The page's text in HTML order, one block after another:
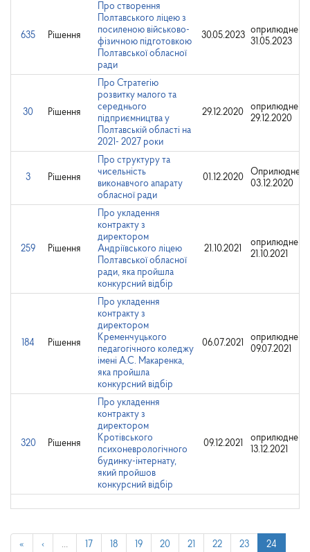
635 Рішення
Про створення
Полтавського ліцею з
посиленою військово-
фізичною підготовкою
Полтавської обласної
ради
30.05.2023
оприлюднено:
31.05.2023
30 Рішення
Про Стратегію
розвитку малого та
середнього
підприємництва у
Полтавській області на
2021- 2027 роки
29.12.2020
оприлюднено:
29.12.2020
3 Рішення
Про структуру та
чисельність
виконавчого апарату
обласної ради
01.12.2020
03.12.2020
259 Рішення
Про укладення
контракту з
директором
Андріївського ліцею
Полтавської обласної
ради, яка пройшла
конкурсний відбір
21.10.2021
оприлюднено:
21.10.2021
184 Рішення
Про укладення
контракту з
директором
Кременчуцького
педагогічного коледжу
імені А.С. Макаренка,
яка пройшла
конкурсний відбір
06.07.2021
оприлюднено:
09.07.2021
320 Рішення
Про укладення
контракту з
директором
Кротівського
психоневрологічного
будинку-інтернату,
який пройшов
конкурсний відбір
09.12.2021
оприлюднено:
13.12.2021
« ‹ … 17 18 19 20 21 22 23 24